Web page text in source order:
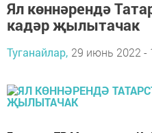
Ял көннәрендә
кадәр җылытачак
Туганайлар, 29 июнь 2022 -